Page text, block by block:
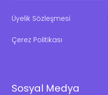
Üyelik Sözleşmesi
Çerez Politikası
Sosyal Medya